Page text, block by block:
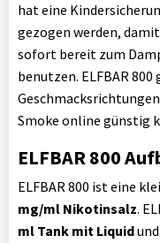
hat eine
gezogen werden,
sofort bereit zum
benutzen. ELFBAR
Smoke online günstig
ELFBAR 800
ELFBAR 800 ist eine
mg/ml Nikotinsalz.
ml Tank mit Liquid